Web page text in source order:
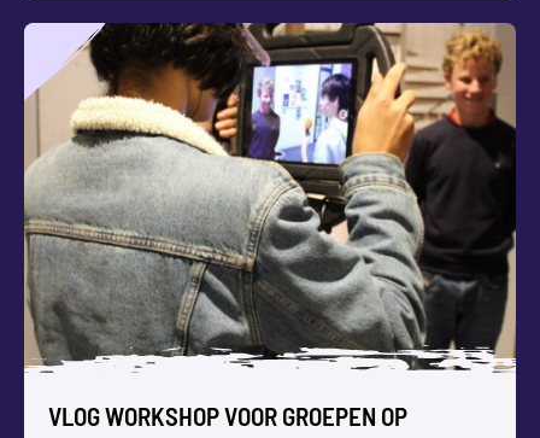
GAME DESIGNERS WORKSHOP
Ontwerp, programmeer en speel jullie eigen computer
games. Boek een Game Designers Workshop, een
lessenserie, of zelfs een hele gamedesign dag op locatie.
VLOG WORKSHOP VOOR GROEPEN OP